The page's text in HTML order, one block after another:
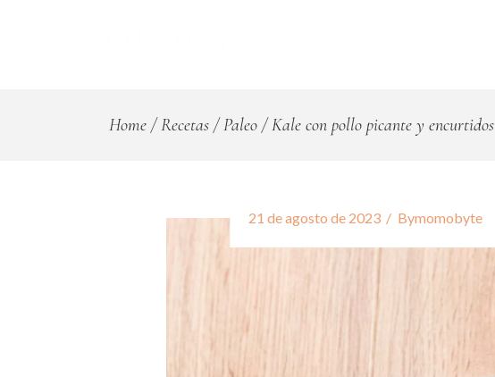
Home Recetas Paleo Kale con pollo picante y encurtidos
21 de agosto de 2023 Bymomobyte